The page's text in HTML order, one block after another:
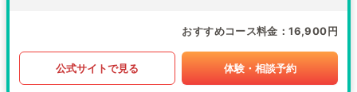
おすすめコース料金 16,900円
公式サイトで見る 体験・相談予約